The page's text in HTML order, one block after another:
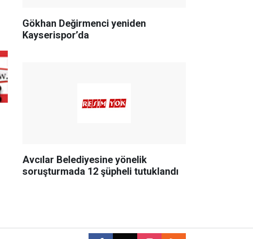
Gökhan Değirmenci yeniden
Kayserispor’da
Avcılar Belediyesine yönelik
soruşturmada 12 şüpheli tutuklandı